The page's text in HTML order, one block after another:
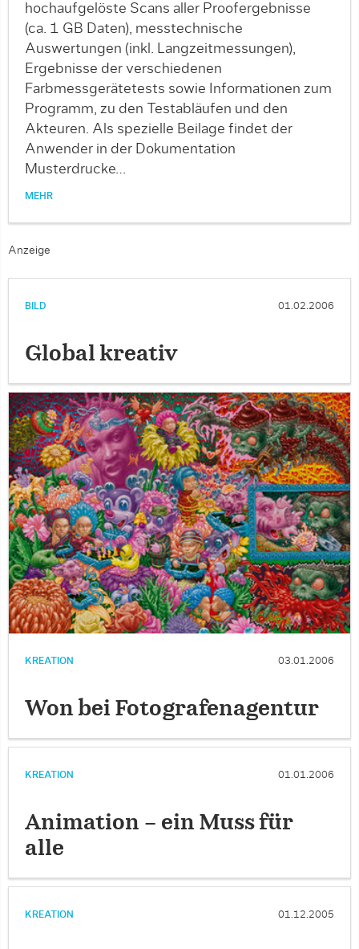
hochaufgelöste Scans aller Proofergebnisse
(ca. 1 GB Daten), messtechnische
Auswertungen (inkl. Langzeitmessungen),
Ergebnisse der verschiedenen
Farbmessgerätetests sowie Informationen zum
Programm, zu den Testabläufen und den
Akteuren. Als spezielle Beilage findet der
Anwender in der Dokumentation
Musterdrucke…
MEHR
Anzeige
BILD 01.02.2006
Global kreativ
KREATION 03.01.2006
Won bei Fotografenagentur
KREATION 01.01.2006
Animation – ein Muss für
alle
KREATION 01.12.2005